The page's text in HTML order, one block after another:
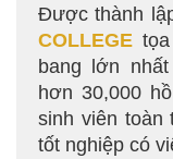
Được thành
COLLEGE
bang lớn
hơn 30,000
sinh viên toàn
tốt nghiệp có